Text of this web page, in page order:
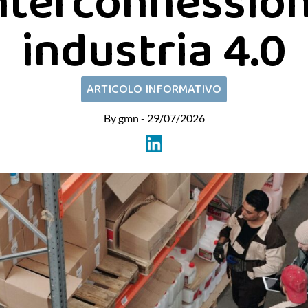
industria 4.0
ARTICOLO INFORMATIVO
By gmn - 29/07/2026